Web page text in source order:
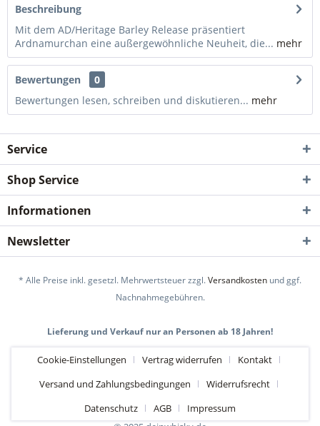
Beschreibung
Mit dem AD/Heritage Barley Release präsentiert
Ardnamurchan eine außergewöhnliche Neuheit, die... mehr
Bewertungen
0
Bewertungen lesen, schreiben und diskutieren... mehr
Service
Shop Service
Informationen
Newsletter
* Alle Preise inkl. gesetzl. Mehrwertsteuer zzgl.Versandkosten und ggf.
Nachnahmegebühren.
Lieferung und Verkauf nur an Personen ab 18 Jahren!
Cookie-Einstellungen Vertrag widerrufen
Kontakt
Versand und Zahlungsbedingungen
Widerrufsrecht
Datenschutz
AGB
Impressum